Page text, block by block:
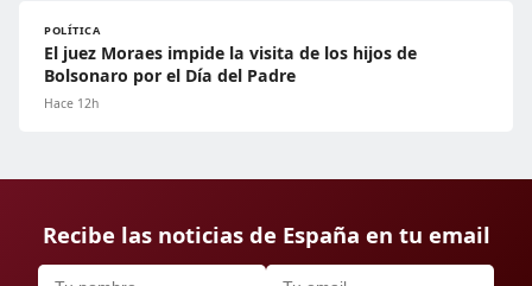
POLÍTICA
El juez Moraes impide la visita de los hijos de
Bolsonaro por el Día del Padre
Hace 12h
Recibe las noticias de España en tu email